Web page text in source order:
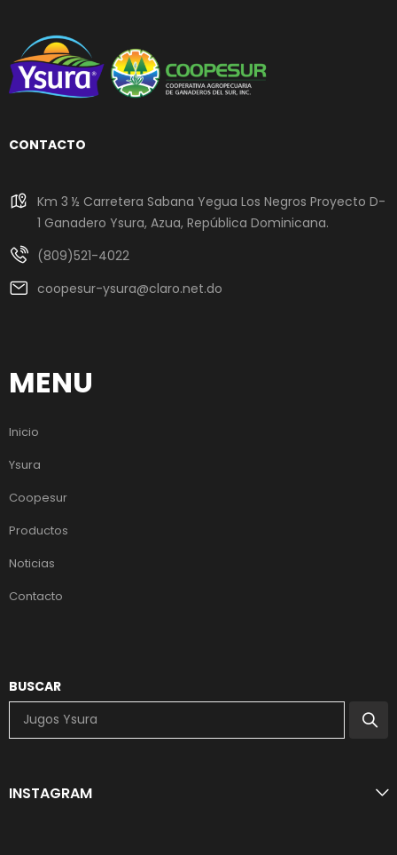
CONTACTO
Km 3 ½ Carretera Sabana Yegua Los Negros Proyecto D-
1 Ganadero Ysura, Azua, República Dominicana.
(809)521-4022
coopesur-ysura@claro.net.do
MENU
Inicio
Ysura
Coopesur
Productos
Noticias
Contacto
BUSCAR
INSTAGRAM